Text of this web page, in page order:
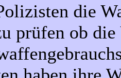
die
prüfen ob die